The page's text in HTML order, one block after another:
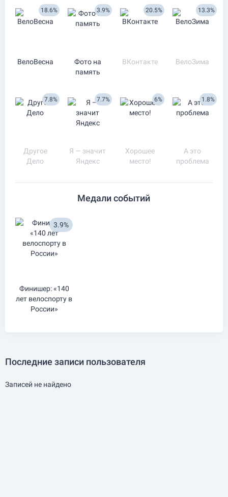
ВелоВесна
18.6%
Фото на
память
3.9%
ВКонтакте
20.5%
ВелоЗима
13.3%
Другое
Дело
7.8%
Я — значит
Яндекс
7.7%
Хорошее
место!
6%
А это
проблема
1.8%
Медали событий
Финишер: «140
лет велоспорту в
России»
3.9%
Последние записи пользователя
Записей не найдено